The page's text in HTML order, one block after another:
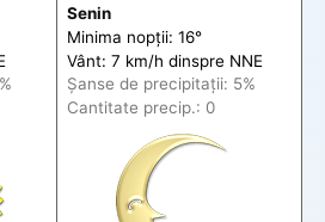
Senin
Minima nopții: 16°
Vânt: 7 km/h dinspre NNE
Șanse de precipitații: 5%
Cantitate precip.: 0